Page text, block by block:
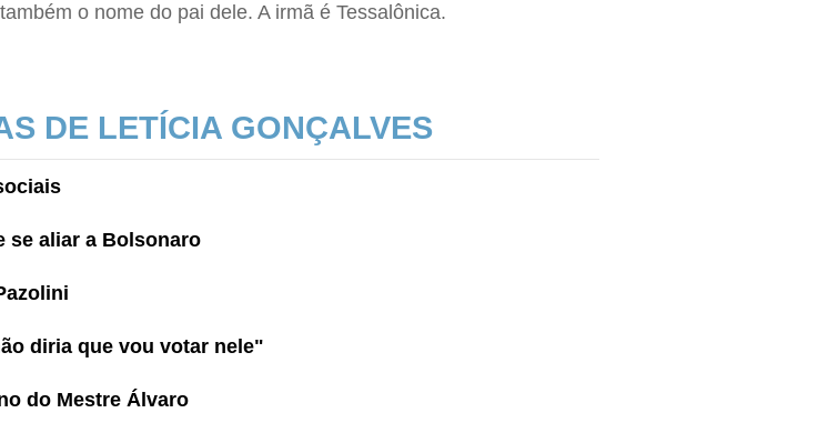
o nome do pai dele. A irmã é Tessalônica.
DE LETÍCIA GONÇALVES
se aliar a Bolsonaro
diria que vou votar nele"
do Mestre Álvaro